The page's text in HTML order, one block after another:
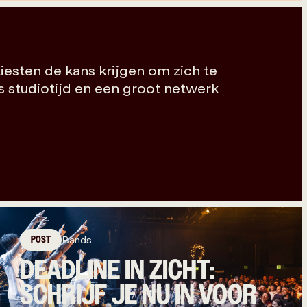
de kans krijgen om zich te
studiotijd en een groot netwerk
POST Bands
DEADLINE IN ZICHT:
SCHRIJF JE NU IN VOOR